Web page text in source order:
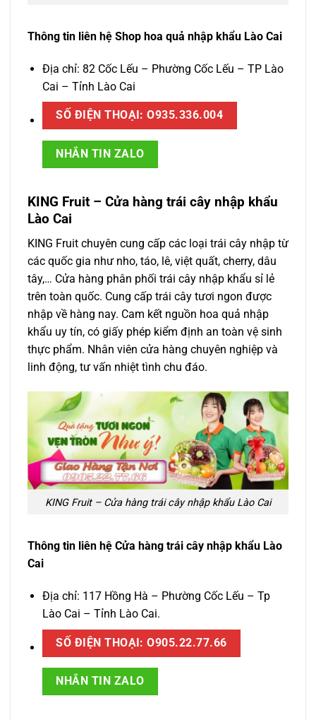
Thông tin liên hệ Shop hoa quả nhập khẩu Lào Cai
Địa chỉ: 82 Cốc Lếu – Phường Cốc Lếu – TP Lào
Cai – Tỉnh Lào Cai
SỐ ĐIỆN THOẠI: O935.336.004
NHẮN TIN ZALO
KING Fruit – Cửa hàng trái cây nhập khẩu
Lào Cai
KING Fruit chuyên cung cấp các loại trái cây nhập từ
các quốc gia như nho, táo, lê, việt quất, cherry, dâu
tây,… Cửa hàng phân phối trái cây nhập khẩu sỉ lẻ
trên toàn quốc. Cung cấp trái cây tươi ngon được
nhập về hàng nay. Cam kết nguồn hoa quả nhập
khẩu uy tín, có giấy phép kiểm định an toàn vệ sinh
thực phẩm. Nhân viên cửa hàng chuyên nghiệp và
linh động, tư vấn nhiệt tình chu đáo.
KING Fruit – Cửa hàng trái cây nhập khẩu Lào Cai
Thông tin liên hệ Cửa hàng trái cây nhập khẩu Lào
Cai
Địa chỉ: 117 Hồng Hà – Phường Cốc Lếu – Tp
Lào Cai – Tỉnh Lào Cai.
SỐ ĐIỆN THOẠI: O905.22.77.66
NHẮN TIN ZALO